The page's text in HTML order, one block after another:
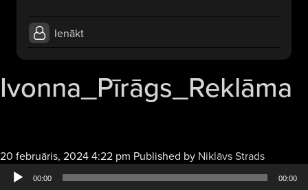
Ienākt
Ivonna_Pīrāgs_Reklāma
20 februāris, 2024 4:22 pm Published by Niklāvs StradsAudio
00:00 00:00